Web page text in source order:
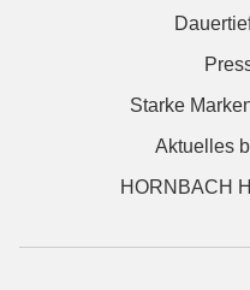
Starke
Aktuelles
HORNBACH